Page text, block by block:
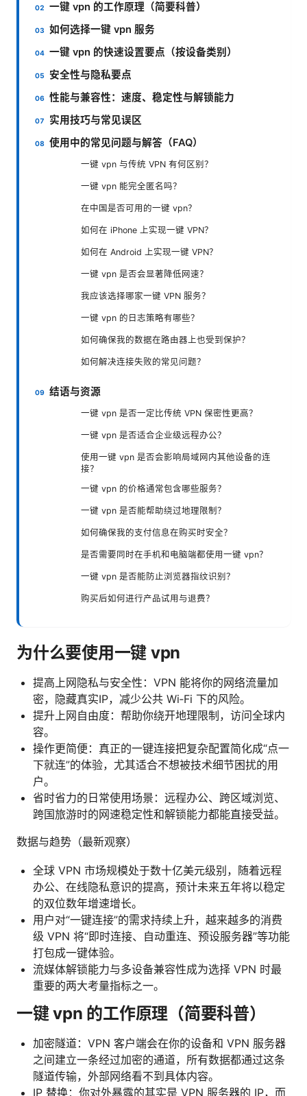
一键 vpn 的工作原理（简要科普）
如何选择一键 vpn 服务
一键 vpn 的快速设置要点（按设备类别）
安全性与隐私要点
性能与兼容性：速度、稳定性与解锁能力
实用技巧与常见误区
使用中的常见问题与解答（FAQ）
一键 vpn 与传统 VPN 有何区别？
一键 vpn 能完全匿名吗？
在中国是否可用的一键 vpn？
如何在 iPhone 上实现一键 VPN？
如何在 Android 上实现一键 VPN？
一键 vpn 是否会显著降低网速？
我应该选择哪家一键 VPN 服务？
一键 vpn 的日志策略有哪些？
如何确保我的数据在路由器上也受到保护？
如何解决连接失败的常见问题？
结语与资源
一键 vpn 是否一定比传统 VPN 保密性更高？
一键 vpn 是否适合企业级远程办公？
使用一键 vpn 是否会影响局域网内其他设备的连
接？
一键 vpn 的价格通常包含哪些服务？
一键 vpn 是否能帮助绕过地理限制？
如何确保我的支付信息在购买时安全？
是否需要同时在手机和电脑端都使用一键 vpn？
一键 vpn 是否能防止浏览器指纹识别？
购买后如何进行产品试用与退费？
为什么要使用一键 vpn
提高上网隐私与安全性：VPN 能将你的网络流量加
密，隐藏真实IP，减少公共 Wi‑Fi 下的风险。
提升上网自由度：帮助你绕开地理限制，访问全球内
容。
操作更简便：真正的一键连接把复杂配置简化成“点一
下就连”的体验，尤其适合不想被技术细节困扰的用
户。
省时省力的日常使用场景：远程办公、跨区域浏览、
跨国旅游时的网速稳定性和解锁能力都能直接受益。
数据与趋势（最新观察）
全球 VPN 市场规模处于数十亿美元级别，随着远程
办公、在线隐私意识的提高，预计未来五年将以稳定
的双位数年增速增长。
用户对“一键连接”的需求持续上升，越来越多的消费
级 VPN 将“即时连接、自动重连、预设服务器”等功能
打包成一键体验。
流媒体解锁能力与多设备兼容性成为选择 VPN 时最
重要的两大考量指标之一。
一键 vpn 的工作原理（简要科普）
加密隧道：VPN 客户端会在你的设备和 VPN 服务器
之间建立一条经过加密的通道，所有数据都通过这条
隧道传输，外部网络看不到具体内容。
IP 替换：你对外暴露的其实是 VPN 服务器的 IP，而